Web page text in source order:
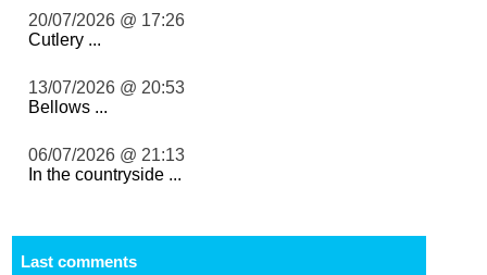
20/07/2026 @ 17:26
Cutlery ...
13/07/2026 @ 20:53
Bellows ...
06/07/2026 @ 21:13
In the countryside ...
Last comments